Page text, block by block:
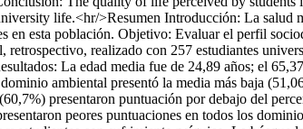
life.<hr/>Resumen Introducción: La salud
en esta población. Objetivo: Evaluar el perfil
retrospectivo, realizado con 257 estudiantes
La edad media fue de 24,89 años; el
ambiental presentó la media más baja
presentaron puntuación por debajo del
peores puntuaciones en todos los